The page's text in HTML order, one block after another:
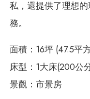
私，還提供了理想
務。
面積：16坪 (47.5平
床型：1大床(200公
景觀：市景房